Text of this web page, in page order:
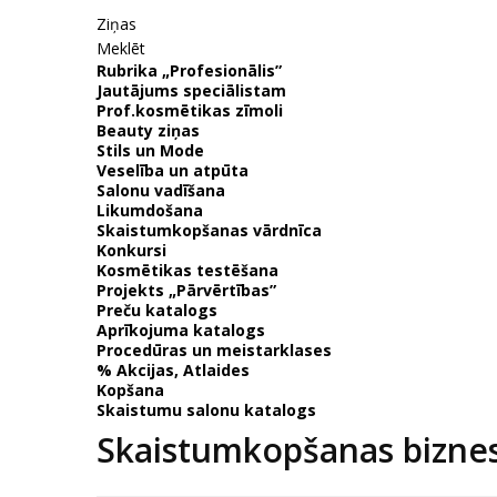
Ziņas
Meklēt
Rubrika „Profesionālis”
Jautājums speciālistam
Prof.kosmētikas zīmoli
Beauty ziņas
Stils un Mode
Veselība un atpūta
Salonu vadīšana
Likumdošana
Skaistumkopšanas vārdnīca
Konkursi
Kosmētikas testēšana
Projekts „Pārvērtības”
Preču katalogs
Aprīkojuma katalogs
Procedūras un meistarklases
% Akcijas, Atlaides
Kopšana
Skaistumu salonu katalogs
Skaistumkopšanas